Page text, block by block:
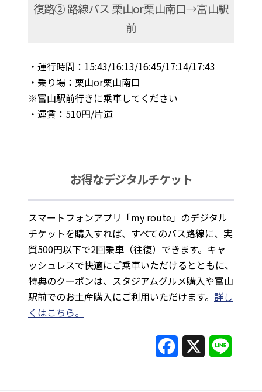
復路② 路線バス 栗山or栗山南口→富山駅
前
・運行時間：15:43/16:13/16:45/17:14/17:43
・乗り場：栗山or栗山南口
※富山駅前行きに乗車してください
・運賃：510円/片道
お得なデジタルチケット
スマートフォンアプリ「my route」のデジタル
チケットを購入すれば、すべてのバス路線に、実
質500円以下で2回乗車（往復）できます。キャ
ッシュレスで快適にご乗車いただけるとともに、
特典のクーポンは、スタジアムグルメ購入や富山
駅前でのお土産購入にご利用いただけます。 詳し
くはこちら。